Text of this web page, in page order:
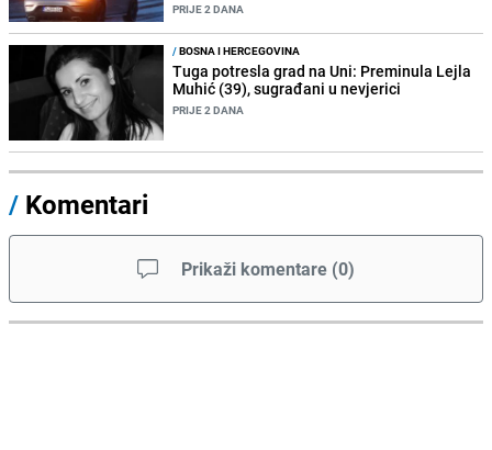
PRIJE 2 DANA
/BOSNA I HERCEGOVINA
Tuga potresla grad na Uni: Preminula Lejla
Muhić (39), sugrađani u nevjerici
PRIJE 2 DANA
/ Komentari
Prikaži komentare (0)